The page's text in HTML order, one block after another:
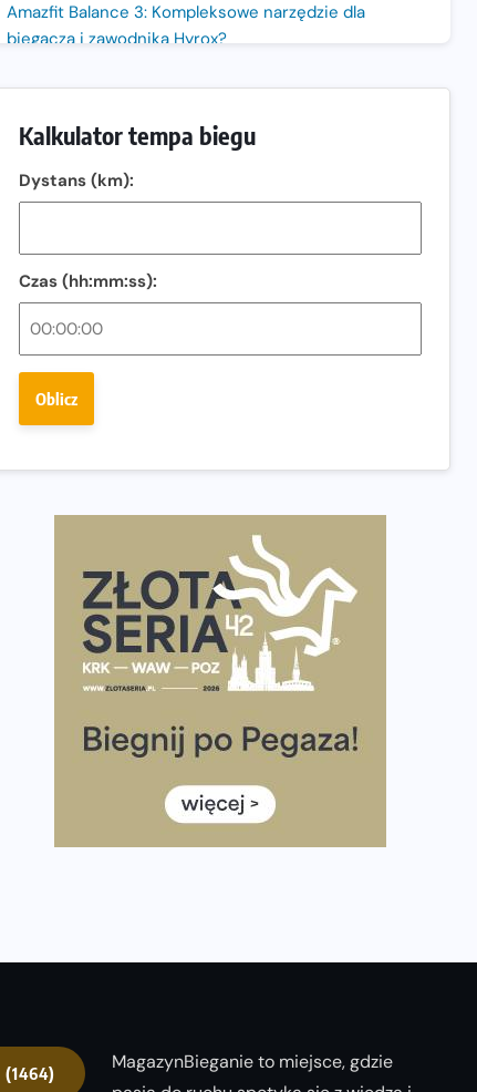
Amazfit Balance 3: Kompleksowe narzędzie dla
biegacza i zawodnika Hyrox?
Fabrykanta. Organizatorzy odkrywają trasę dzień po
dniu.
Praska 5k Run gospodarzem Mistrzostw Polski
Ponad 12 tysięcy uczestników pobiegło dla Bohaterów!
Tętno vs tempo – czym kierować się w bieganiu?
diety
Rozbiegany Olsztyn szykuje się na weekend z
Już w tę sobotę 35. Bieg Powstania Warszawskiego.
Wystartuje rekordowa liczba uczestników
35. Bieg Powstania Warszawskiego – praktyczny
poradnik przed startem
często biegać, żeby robić postępy
Już w ten weekend! Przed nami Nocny Portowy
Maraton i Półmaraton Szczeciński. Wszystko, co warto
Kalkulator tempa biegu
Dystans (km):
Czas (hh:mm:ss):
Oblicz
(1464)
MagazynBieganie to miejsce, gdzie